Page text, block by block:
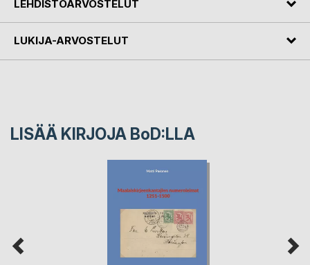
LEHDISTÖARVOSTELUT
LUKIJA-ARVOSTELUT
LISÄÄ KIRJOJA BoD:LLA